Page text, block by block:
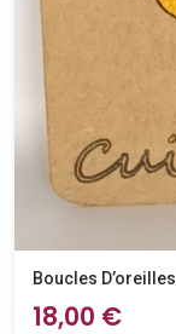
Boucles
18,00 €